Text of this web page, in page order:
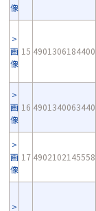
像
画
像
15 4901306184400
画
像
16 4901340063440
画
像
17 4902102145558